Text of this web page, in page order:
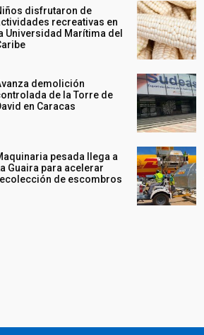
disfrutaron de
recreativas en
Universidad Marítima del
demolición
de la Torre de
en Caracas
pesada llega a
Guaira para acelerar
de escombros